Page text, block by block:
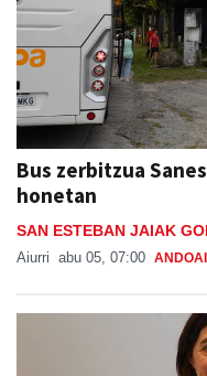
Bus zerbitzua
honetan
SAN ESTEBAN JAIAK
Aiurri abu 05, 07:00